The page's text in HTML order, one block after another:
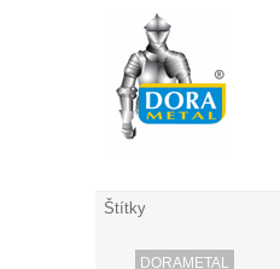
Štítky
DORAMETAL